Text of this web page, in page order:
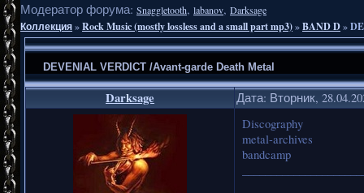
Модератор форума: Snaggletooth, labanov, Darksage
Коллекция»Rock Music (mostly lossless and a small part mp3)»BAND D»
DEVENIAL VERDICT /Avant-garde Death Metal
Darksage Дата: Вторник,
Discography
metal-archives
bandcamp